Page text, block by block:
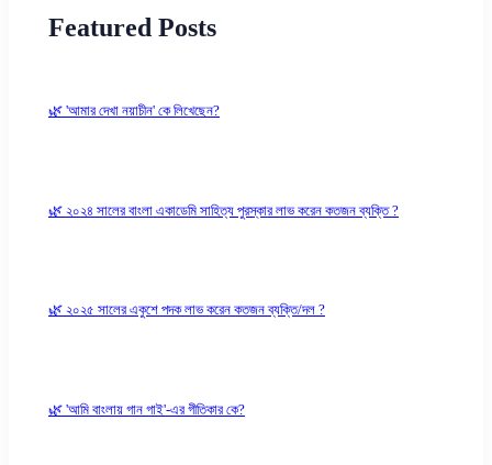
Featured Posts
🌿 'আমার দেখা নয়াচীন' কে লিখেছেন?
🌿 ২০২৪ সালের বাংলা একাডেমি সাহিত্য পুরস্কার লাভ করেন কতজন ব্যক্তি ?
🌿 ২০২৫ সালের একুশে পদক লাভ করেন কতজন ব্যক্তি/দল ?
🌿 'আমি বাংলায় গান গাই'-এর গীতিকার কে?